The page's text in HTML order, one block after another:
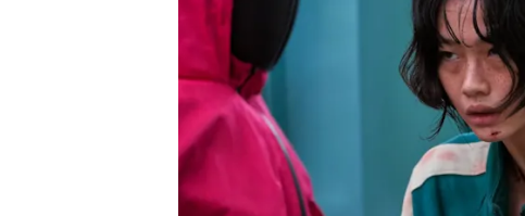
Eylül
merakla